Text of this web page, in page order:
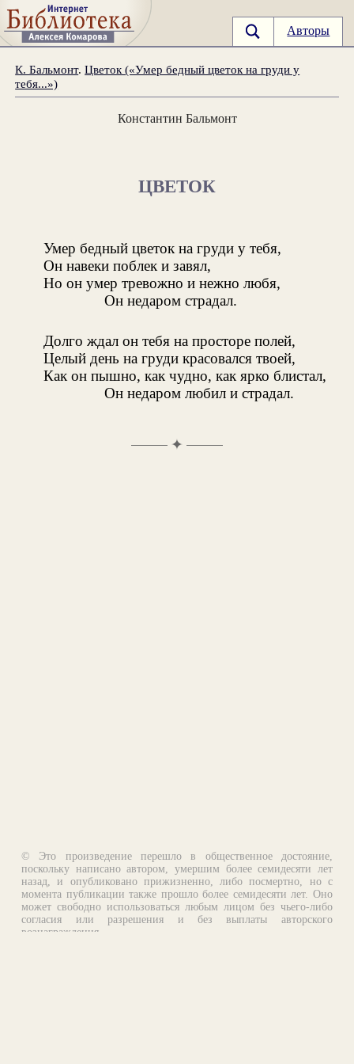
Авторы
К. Бальмонт.Цветок («Умер бедный цветок на груди у
тебя...»)
Константин Бальмонт
ЦВЕТОК
Умер бедный цветок на груди у тебя,
Он навеки поблек и завял,
Но он умер тревожно и нежно любя,
Он недаром страдал.
Долго ждал он тебя на просторе полей,
Целый день на груди красовался твоей,
Как он пышно, как чудно, как ярко блистал,
Он недаром любил и страдал.
✦
© Это произведение перешло в общественное достояние,
поскольку написано автором, умершим более семидесяти лет
назад, и опубликовано прижизненно, либо посмертно, но с
момента публикации также прошло более семидесяти лет. Оно
может свободно использоваться любым лицом без чьего-либо
согласия или разрешения и без выплаты авторского
вознаграждения.